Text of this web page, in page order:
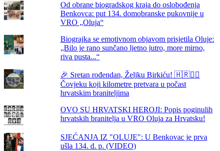
Od obrane biogradskog kraja do oslobođenja
Benkovca: put 134. domobranske pukovnije u
VRO „Oluja“
Biograjka se emotivnom objavom prisjetila Oluje:
„Bilo je rano sunčano ljetno jutro, more mirno,
riva pusta...“
🎉 Sretan rođendan, Željku Birkiću! 🇭🇷🏃‍♂️
Čovjeku koji kilometre pretvara u počast
hrvatskim braniteljima
OVO SU HRVATSKI HEROJI: Popis poginulih
hrvatskih branitelja u VRO Oluja za Hrvatsku!
SJEĆANJA IZ "OLUJE": U Benkovac je prva
ušla 134. d. p. (VIDEO)